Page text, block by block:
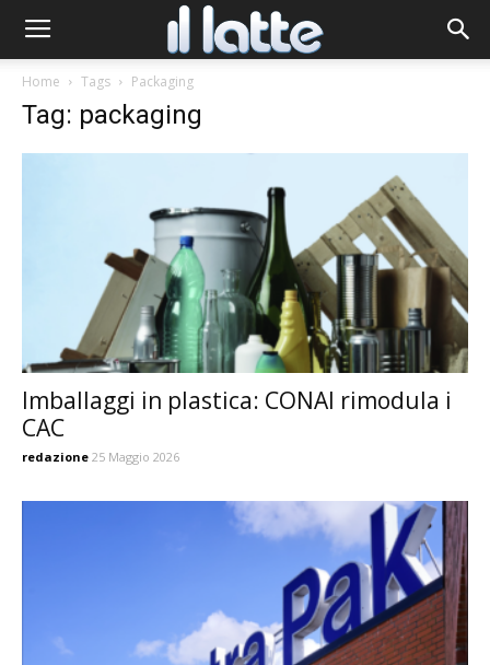
Home Tags Packaging
Tag: packaging
Imballaggi in plastica: CONAI rimodula i
CAC
redazione 25 Maggio 2026